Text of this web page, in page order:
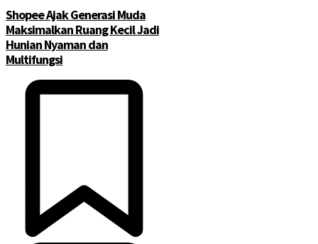
Shopee Ajak Generasi Muda
Maksimalkan Ruang Kecil Jadi
Hunian Nyaman dan
Multifungsi